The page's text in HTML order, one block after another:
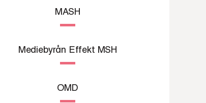
MASH
Mediebyrån Effekt MSH
OMD